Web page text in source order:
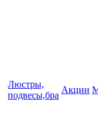
Люстры,
подвесы,бра
Акции